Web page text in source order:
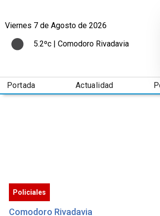
Viernes 7 de Agosto de 2026
5.2ºc | Comodoro Rivadavia
Portada Actualidad
Policiales
Comodoro Rivadavia